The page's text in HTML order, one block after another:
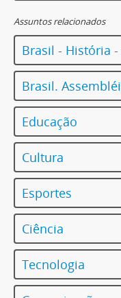
Assuntos relacionados
Brasil - História -
Brasil.
Educação
Cultura
Esportes
Ciência
Tecnologia